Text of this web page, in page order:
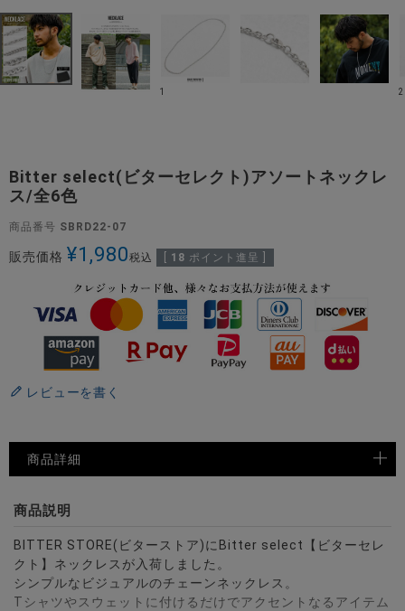
1 2
Bitter select(ビターセレクト)アソートネックレ
ス/全6色
商品番号 SBRD22-07
販売価格 ¥1,980税込 18 ポイント進呈 ]
レビューを書く
商品詳細
商品説明
BITTER STORE(ビターストア)にBitter select【ビターセレ
クト】ネックレスが入荷しました。
シンプルなビジュアルのチェーンネックレス。
Tシャツやスウェットに付けるだけでアクセントなるアイテム